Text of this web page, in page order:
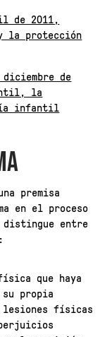
de 2011,
la protección
de
la
infantil
premisa
en el proceso
entre
que haya
propia
lesiones físicas